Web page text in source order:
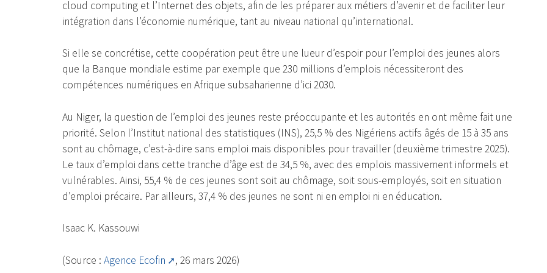
cloud computing et l’Internet des objets, afin de les préparer aux métiers d’avenir et de faciliter leur
intégration dans l’économie numérique, tant au niveau national qu’international.
Si elle se concrétise, cette coopération peut être une lueur d’espoir pour l’emploi des jeunes alors
que la Banque mondiale estime par exemple que 230 millions d’emplois nécessiteront des
compétences numériques en Afrique subsaharienne d’ici 2030.
Au Niger, la question de l’emploi des jeunes reste préoccupante et les autorités en ont même fait une
priorité. Selon l’Institut national des statistiques (INS), 25,5 % des Nigériens actifs âgés de 15 à 35 ans
sont au chômage, c’est-à-dire sans emploi mais disponibles pour travailler (deuxième trimestre 2025).
Le taux d’emploi dans cette tranche d’âge est de 34,5 %, avec des emplois massivement informels et
vulnérables. Ainsi, 55,4 % de ces jeunes sont soit au chômage, soit sous-employés, soit en situation
d’emploi précaire. Par ailleurs, 37,4 % des jeunes ne sont ni en emploi ni en éducation.
Isaac K. Kassouwi
(Source : Agence Ecofin , 26 mars 2026)